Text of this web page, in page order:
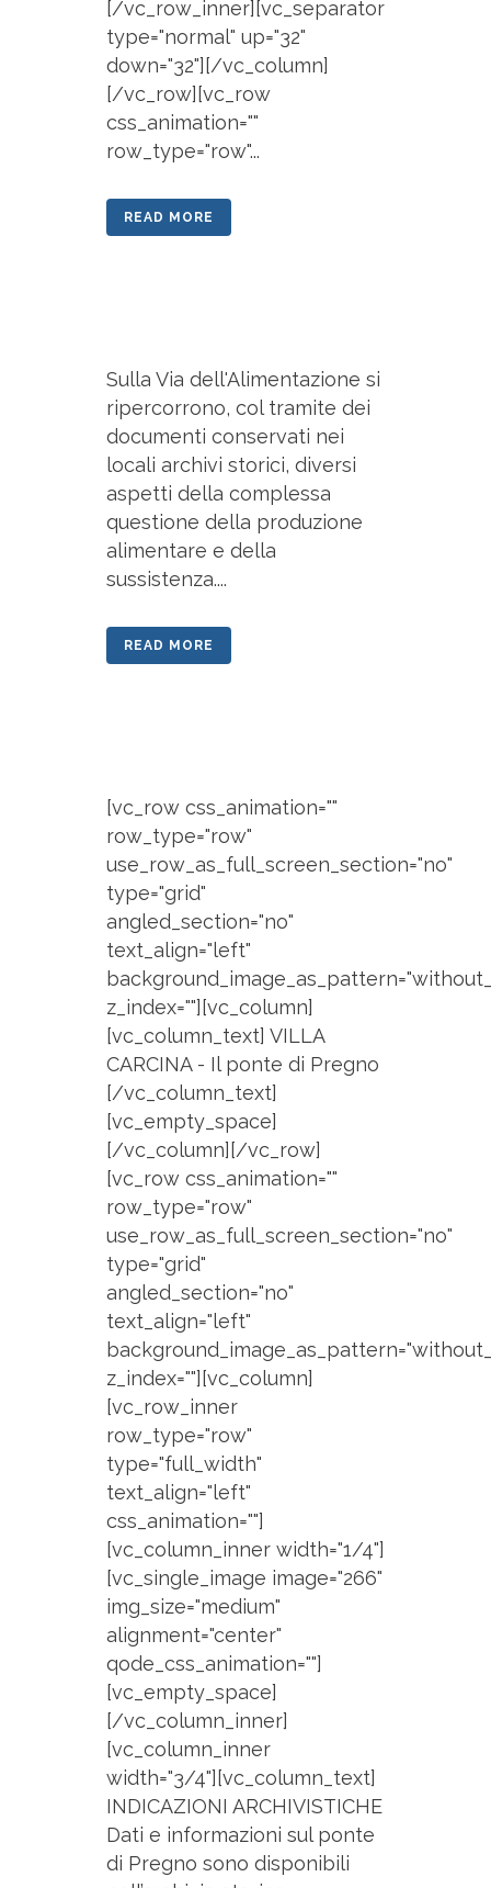
[/vc_row_inner][vc_separator
type="normal" up="32"
down="32"][/vc_column]
[/vc_row][vc_row
css_animation=""
row_type="row"...
READ MORE
Sulla Via dell'Alimentazione si
ripercorrono, col tramite dei
documenti conservati nei
locali archivi storici, diversi
aspetti della complessa
questione della produzione
alimentare e della
sussistenza....
READ MORE
[vc_row css_animation=""
row_type="row"
use_row_as_full_screen_section="no"
type="grid"
angled_section="no"
text_align="left"
z_index=""][vc_column]
[vc_column_text] VILLA
CARCINA - Il ponte di Pregno
[/vc_column_text]
[vc_empty_space]
[/vc_column][/vc_row]
[vc_row css_animation=""
row_type="row"
use_row_as_full_screen_section="no"
type="grid"
angled_section="no"
text_align="left"
z_index=""][vc_column]
[vc_row_inner
row_type="row"
type="full_width"
text_align="left"
css_animation=""]
[vc_column_inner width="1/4"]
[vc_single_image image="266"
img_size="medium"
alignment="center"
qode_css_animation=""]
[vc_empty_space]
[/vc_column_inner]
[vc_column_inner
width="3/4"][vc_column_text]
INDICAZIONI ARCHIVISTICHE
Dati e informazioni sul ponte
di Pregno sono disponibili